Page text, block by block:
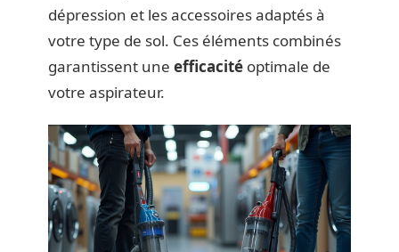
dépression et les accessoires adaptés à
votre type de sol. Ces éléments combinés
garantissent une efficacité optimale de
votre aspirateur.